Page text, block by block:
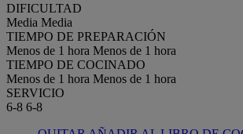
DIFICULTAD
Media Media
TIEMPO DE PREPARACIÓN
Menos de 1 hora Menos de 1 hora
TIEMPO DE COCINADO
Menos de 1 hora Menos de 1 hora
SERVICIO
6-8 6-8